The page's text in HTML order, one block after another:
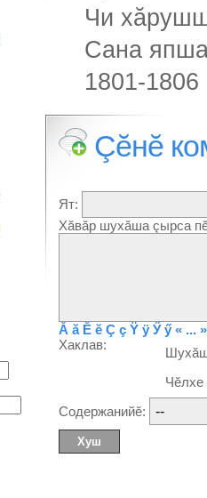
Чи
Сана
1801-1806
Çĕнĕ
Ят:
Хăвăр шухăша çырса
Ă ă Ĕ ĕ Ç ç Ÿ ÿ Ӳ ӳ « ... »
Хаклав:
Содержанийĕ: